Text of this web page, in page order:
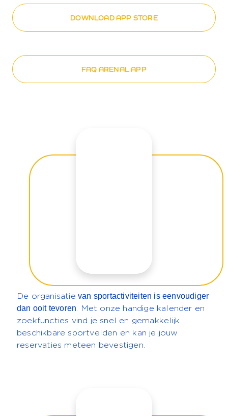
DOWNLOAD APP STORE
FAQ ARENAL APP
De organisatie van sportactiviteiten is eenvoudiger
dan ooit tevoren. Met onze handige kalender en
zoekfuncties vind je snel en gemakkelijk
beschikbare sportvelden en kan je jouw
reservaties meteen bevestigen.